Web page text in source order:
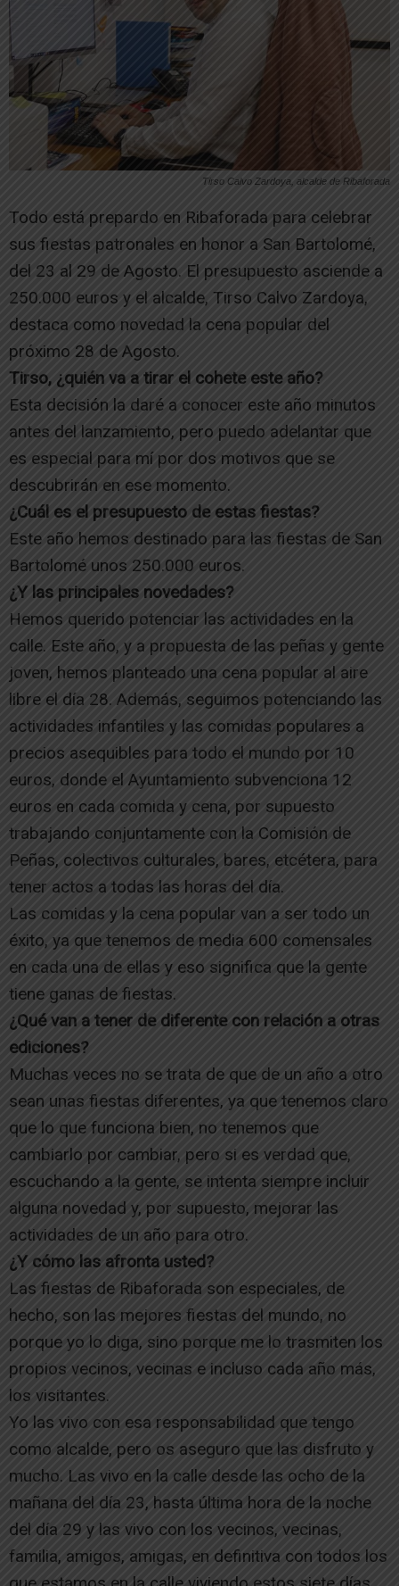
Tirso Calvo Zardoya, alcalde de Ribaforada
Todo está prepardo en Ribaforada para celebrar
sus fiestas patronales en honor a San Bartolomé,
del 23 al 29 de Agosto. El presupuesto asciende a
250.000 euros y el alcalde, Tirso Calvo Zardoya,
destaca como novedad la cena popular del
próximo 28 de Agosto.
Tirso, ¿quién va a tirar el cohete este año?
Esta decisión la daré a conocer este año minutos
antes del lanzamiento, pero puedo adelantar que
es especial para mí por dos motivos que se
descubrirán en ese momento.
¿Cuál es el presupuesto de estas fiestas?
Este año hemos destinado para las fiestas de San
Bartolomé unos 250.000 euros.
¿Y las principales novedades?
Hemos querido potenciar las actividades en la
calle. Este año, y a propuesta de las peñas y gente
joven, hemos planteado una cena popular al aire
libre el día 28. Además, seguimos potenciando las
actividades infantiles y las comidas populares a
precios asequibles para todo el mundo por 10
euros, donde el Ayuntamiento subvenciona 12
euros en cada comida y cena, por supuesto
trabajando conjuntamente con la Comisión de
Peñas, colectivos culturales, bares, etcétera, para
tener actos a todas las horas del día.
Las comidas y la cena popular van a ser todo un
éxito, ya que tenemos de media 600 comensales
en cada una de ellas y eso significa que la gente
tiene ganas de fiestas.
¿Qué van a tener de diferente con relación a otras
ediciones?
Muchas veces no se trata de que de un año a otro
sean unas fiestas diferentes, ya que tenemos claro
que lo que funciona bien, no tenemos que
cambiarlo por cambiar, pero si es verdad que,
escuchando a la gente, se intenta siempre incluir
alguna novedad y, por supuesto, mejorar las
actividades de un año para otro.
¿Y cómo las afronta usted?
Las fiestas de Ribaforada son especiales, de
hecho, son las mejores fiestas del mundo, no
porque yo lo diga, sino porque me lo trasmiten los
propios vecinos, vecinas e incluso cada año más,
los visitantes.
Yo las vivo con esa responsabilidad que tengo
como alcalde, pero os aseguro que las disfruto y
mucho. Las vivo en la calle desde las ocho de la
mañana del día 23, hasta última hora de la noche
del día 29 y las vivo con los vecinos, vecinas,
familia, amigos, amigas, en definitiva con todos los